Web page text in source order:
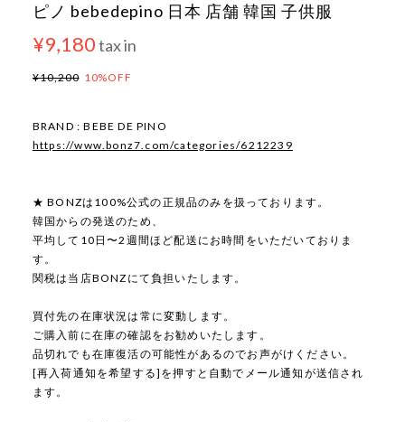
ピノ bebedepino 日本 店舗 韓国 子供服
¥9,180tax in
¥10,200 10%OFF
BRAND : BEBE DE PINO
https://www.bonz7.com/categories/6212239
★ BONZは100%公式の正規品のみを扱っております。
韓国からの発送のため、
平均して10日〜2週間ほど配送にお時間をいただいておりま
す。
関税は当店BONZにて負担いたします。
買付先の在庫状況は常に変動します。
ご購入前に在庫の確認をお勧めいたします。
品切れでも在庫復活の可能性があるのでお声がけください。
[再入荷通知を希望する]を押すと自動でメール通知が送信され
ます。